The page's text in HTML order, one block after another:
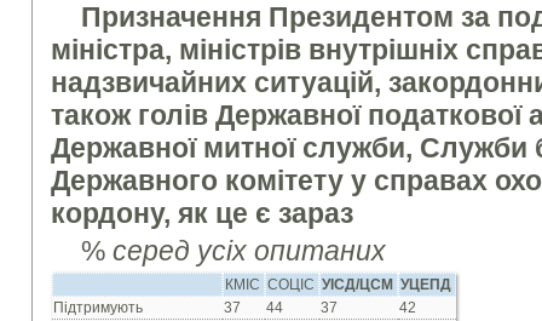
Призначення Президентом за
міністра, міністрів внутрішніх
надзвичайних ситуацій,
також голів Державної податкової
Державної митної служби, Служби
Державного комітету у справах
кордону, як це є зараз
%серед усіх опитаних
КМІС СОЦІС УІСД/ЦСМ
УЦЕПД
Підтримують
37 44 37
42